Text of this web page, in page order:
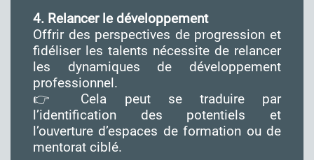
4. Relancer le développement
Offrir des perspectives de progression et
fidéliser les talents nécessite de relancer
les dynamiques de développement
professionnel.
👉 Cela peut se traduire par
l’identification des potentiels et
l’ouverture d’espaces de formation ou de
mentorat ciblé.